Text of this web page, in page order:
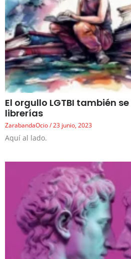
El orgullo LGTBI también
librerías
ZarabandaOcio 23 junio, 2023
Aquí al lado.